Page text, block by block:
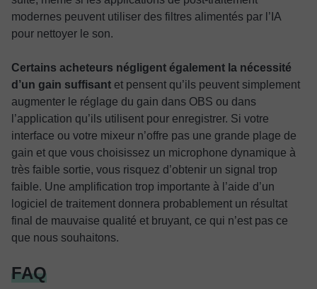
modernes peuvent utiliser des filtres alimentés par l’IA
pour nettoyer le son.
Certains acheteurs négligent également la nécessité
d’un gain suffisant et pensent qu’ils peuvent simplement
augmenter le réglage du gain dans OBS ou dans
l’application qu’ils utilisent pour enregistrer. Si votre
interface ou votre mixeur n’offre pas une grande plage de
gain et que vous choisissez un microphone dynamique à
très faible sortie, vous risquez d’obtenir un signal trop
faible. Une amplification trop importante à l’aide d’un
logiciel de traitement donnera probablement un résultat
final de mauvaise qualité et bruyant, ce qui n’est pas ce
que nous souhaitons.
FAQ